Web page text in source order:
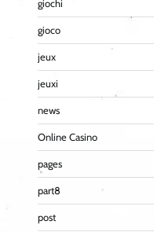
giochi
gioco
jeux
jeuxi
news
Online Casino
pages
part8
post